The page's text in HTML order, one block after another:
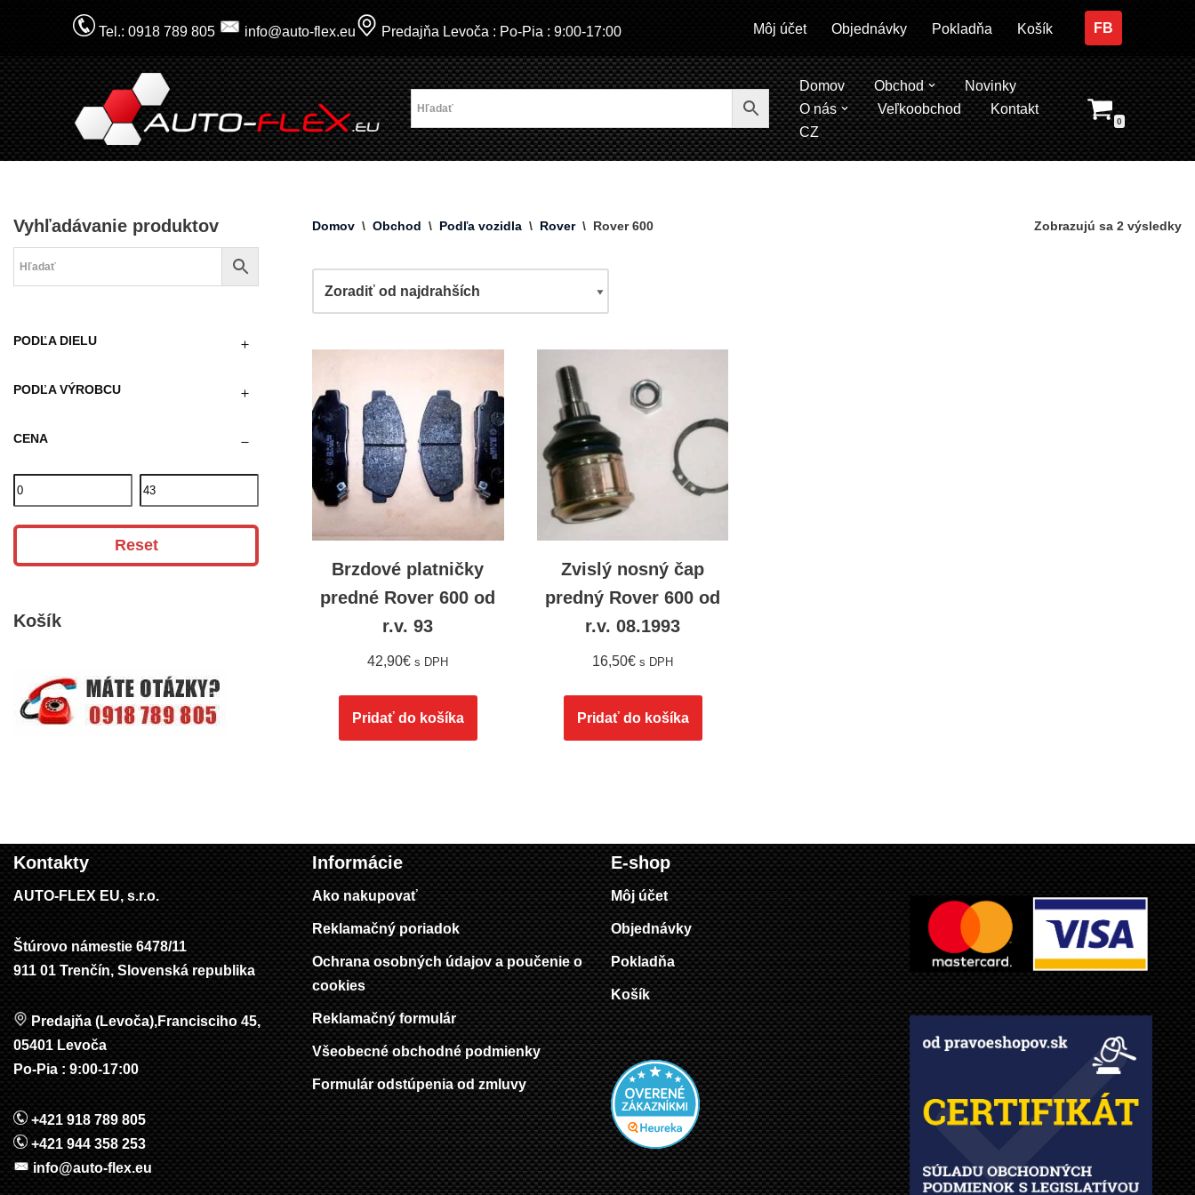
na
obsah
Tel.: 0918 789 805 info@auto-flex.eu Predajňa Levoča : Po-Pia : 9:00-17:00 Môj účet Objednávky Pokladňa Košík FB
Domov Obchod
Novinky
O nás
Veľkoobchod
Kontakt
CZ
0
Vyhľadávanie produktov
PODĽA DIELU
PODĽA VÝROBCU
CENA
Reset
Košík
Domov \ Obchod \ Podľa vozidla \ Rover \ Rover 600 Zobrazujú sa 2 výsledky
Brzdové platničky
predné Rover 600 od
r.v. 93
42,90€ s DPH
Pridať do košíka
Zvislý nosný čap
predný Rover 600 od
r.v. 08.1993
16,50€ s DPH
Pridať do košíka
Kontakty
AUTO-FLEX EU, s.r.o.
Štúrovo námestie 6478/11
911 01 Trenčín, Slovenská republika
Predajňa (Levoča),Francisciho 45,
05401 Levoča
Po-Pia : 9:00-17:00
+421 918 789 805
+421 944 358 253
info@auto-flex.eu
Informácie
Ako nakupovať
Reklamačný poriadok
Ochrana osobných údajov a poučenie o
cookies
Reklamačný formulár
Všeobecné obchodné podmienky
Formulár odstúpenia od zmluvy
E-shop
Môj účet
Objednávky
Pokladňa
Košík